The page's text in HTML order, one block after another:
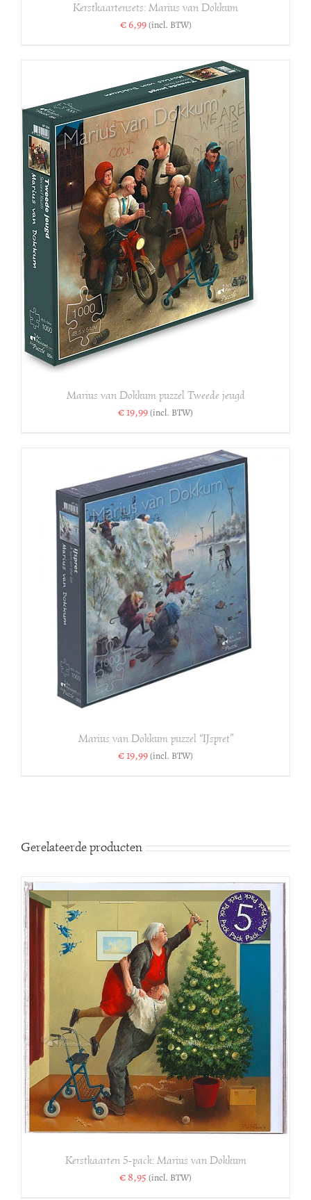
Kerstkaartensets: Marius van Dokkum
€6,99(incl. BTW)
Marius van Dokkum puzzel Tweede jeugd
€19,99(incl. BTW)
Marius van Dokkum puzzel “IJspret”
€19,99(incl. BTW)
Gerelateerde producten
Kerstkaarten 5-pack: Marius van Dokkum
€8,95 (incl. BTW)